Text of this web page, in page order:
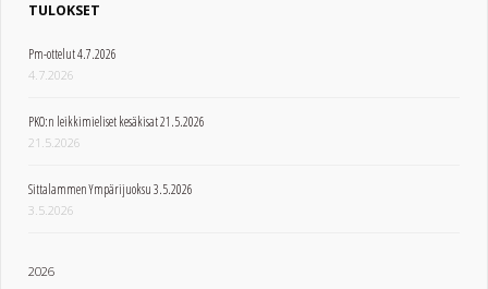
TULOKSET
Pm-ottelut 4.7.2026
4.7.2026
PKO:n leikkimieliset kesäkisat 21.5.2026
21.5.2026
Sittalammen Ympärijuoksu 3.5.2026
3.5.2026
2026